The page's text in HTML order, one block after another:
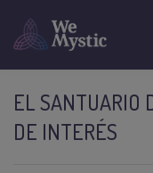
EL SANTUARIO
DE INTERÉS